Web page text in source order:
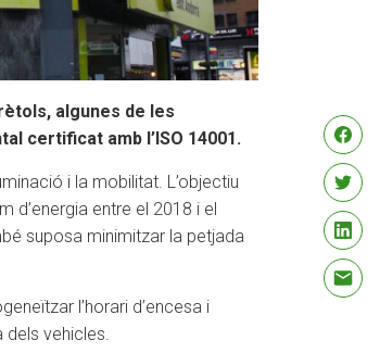
algunes de les
certificat amb l’ISO 14001.
i la mobilitat. L’objectiu
d’energia entre el 2018 i el
suposa minimitzar la petjada
l’horari d’encesa i
vehicles.